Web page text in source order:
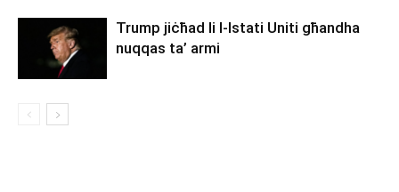
Trump jiċħad li l-Istati Uniti għandha
nuqqas ta’ armi